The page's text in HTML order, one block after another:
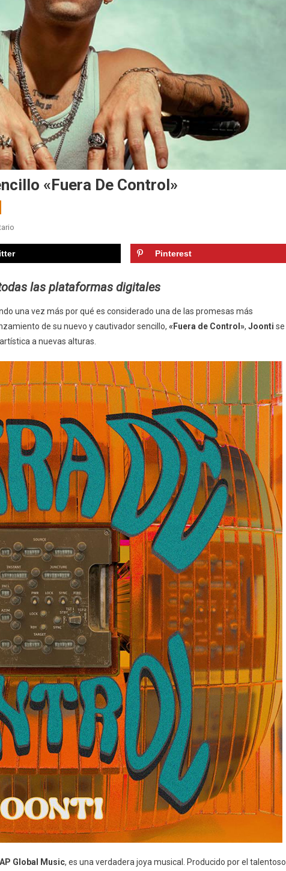
«Fuera De Control»
Presenta
Nuevo
«Fuera
De
Control»
Pinterest
las plataformas digitales
una vez más por qué es considerado una de las promesas más
de su nuevo y cautivador sencillo, «Fuera de Control», Joonti se
a nuevas alturas.
AP Global Music, es una verdadera joya musical. Producido por el talentoso